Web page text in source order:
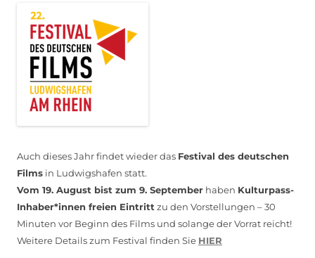
Auch dieses Jahr findet wieder das Festival des deutschen
Films in Ludwigshafen statt.
Vom 19. August bist zum 9. September haben Kulturpass-
Inhaber*innen freien Eintritt zu den Vorstellungen – 30
Minuten vor Beginn des Films und solange der Vorrat reicht!
Weitere Details zum Festival finden Sie HIER